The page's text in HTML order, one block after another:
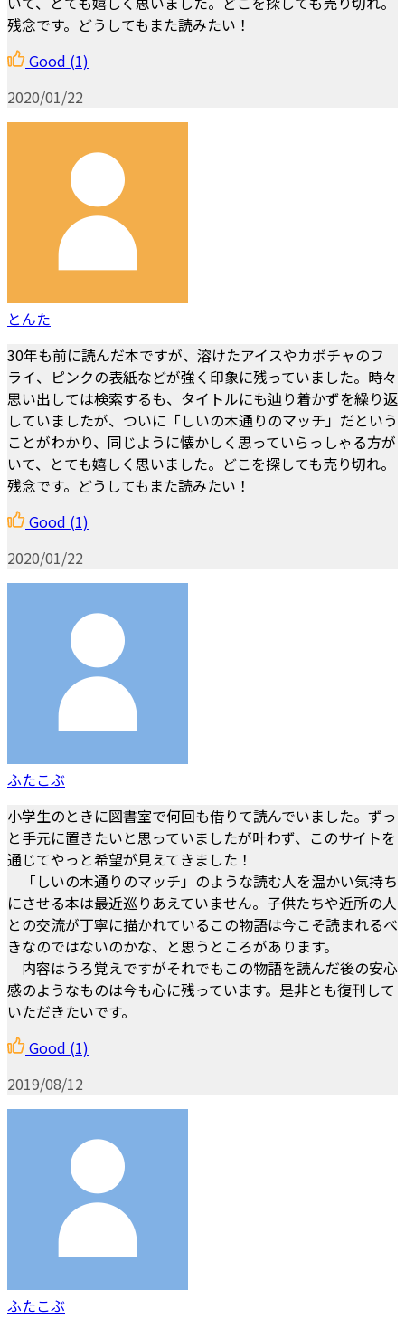
残念です。どうしてもまた読みたい！
Good (1)
2020/01/22
とんた
30年も前に読んだ本ですが、溶けたアイスやカボチャのフ
ライ、ピンクの表紙などが強く印象に残っていました。時々
思い出しては検索するも、タイトルにも辿り着かずを繰り返
していましたが、ついに「しいの木通りのマッチ」だという
ことがわかり、同じように懐かしく思っていらっしゃる方が
いて、とても嬉しく思いました。どこを探しても売り切れ。
残念です。どうしてもまた読みたい！
Good (1)
2020/01/22
ふたこぶ
小学生のときに図書室で何回も借りて読んでいました。ずっ
と手元に置きたいと思っていましたが叶わず、このサイトを
通じてやっと希望が見えてきました！
「しいの木通りのマッチ」のような読む人を温かい気持ち
にさせる本は最近巡りあえていません。子供たちや近所の人
との交流が丁寧に描かれているこの物語は今こそ読まれるべ
きなのではないのかな、と思うところがあります。
内容はうろ覚えですがそれでもこの物語を読んだ後の安心
感のようなものは今も心に残っています。是非とも復刊して
いただきたいです。
Good (1)
2019/08/12
ふたこぶ